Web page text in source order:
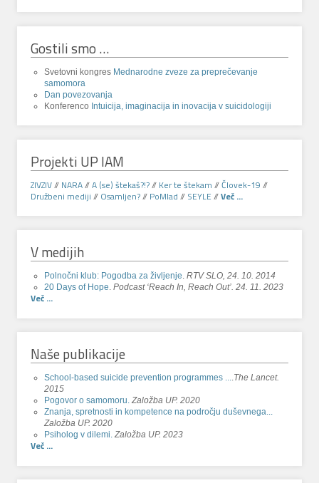
Gostili smo …
Svetovni kongres Mednarodne zveze za preprečevanje
samomora
Dan povezovanja
Konferenco Intuicija, imaginacija in inovacija v suicidologiji
Projekti UP IAM
ZIVZIV// NARA//A (se) štekaš?!?// Ker te štekam //Človek-19 //
Družbeni mediji // Osamljen?// PoMlad // SEYLE //Več ...
V medijih
Polnočni klub: Pogodba za življenje. RTV SLO, 24. 10. 2014
20 Days of Hope. Podcast ‘Reach In, Reach Out’. 24. 11. 2023
Več ...
Naše publikacije
School-based suicide prevention programmes ....The Lancet.
2015
Pogovor o samomoru.Založba UP. 2020
Znanja, spretnosti in kompetence na področju duševnega...
Založba UP. 2020
Psiholog v dilemi. Založba UP. 2023
Več ...